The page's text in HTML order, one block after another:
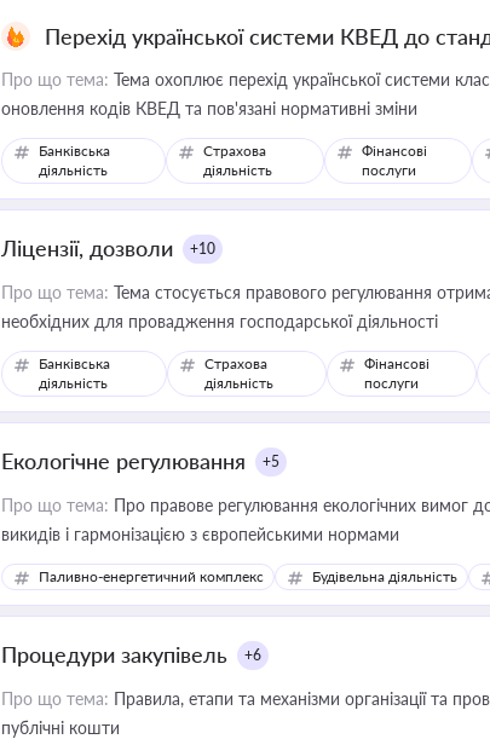
Перехід української системи КВЕД до
Про що тема: Тема охоплює перехід української системи
оновлення кодів КВЕД та пов'язані нормативні зміни
Банківська
діяльність
Страхова
діяльність
Фінансові
послуги
Ліцензії, дозволи +10
Про що тема: Тема стосується правового регулювання
необхідних для провадження господарської діяльності
Банківська
діяльність
Страхова
діяльність
Фінансові
послуги
Екологічне регулювання +5
Про що тема: Про правове регулювання екологічних вимог
викидів і гармонізацією з європейськими нормами
Паливно-енергетичний комплекс Будівельна діяльність
Процедури закупівель +6
Про що тема: Правила, етапи та механізми організації та
публічні кошти